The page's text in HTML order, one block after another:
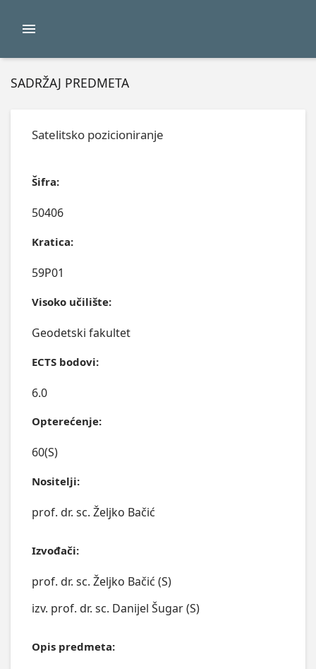
SADRŽAJ PREDMETA
Satelitsko pozicioniranje
Šifra:
50406
Kratica:
59P01
Visoko učilište:
Geodetski fakultet
ECTS bodovi:
6.0
Opterećenje:
60(S)
Nositelji:
prof. dr. sc. Željko Bačić
Izvođači:
prof. dr. sc. Željko Bačić (S)
izv. prof. dr. sc. Danijel Šugar (S)
Opis predmeta: